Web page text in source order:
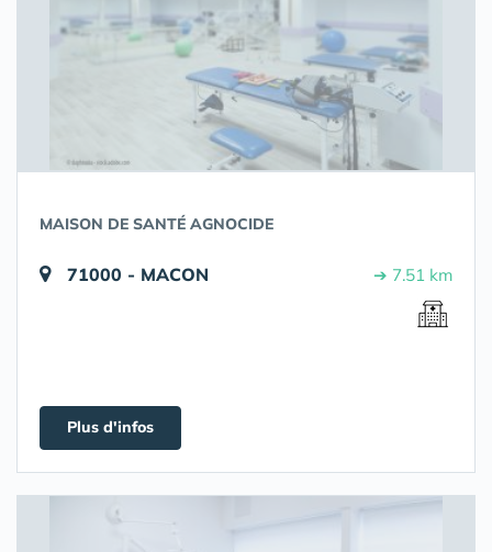
MAISON DE SANTÉ AGNOCIDE
71000 - MACON ➔ 7.51 km
Plus d'infos